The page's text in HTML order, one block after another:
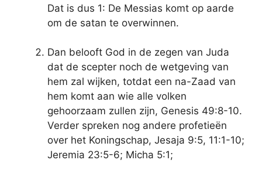
Dat is dus 1: De Messias komt op aarde
om de satan te overwinnen.
Dan belooft God in de zegen van Juda
dat de scepter noch de wetgeving van
hem zal wijken, totdat een na-Zaad van
hem komt aan wie alle volken
gehoorzaam zullen zijn, Genesis 49:8-10.
Verder spreken nog andere profetieën
over het Koningschap, Jesaja 9:5, 11:1-10;
Jeremia 23:5-6; Micha 5:1;